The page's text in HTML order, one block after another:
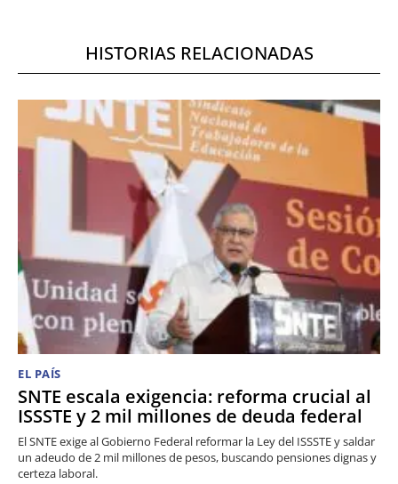
HISTORIAS RELACIONADAS
EL PAÍS
SNTE escala exigencia: reforma crucial al
ISSSTE y 2 mil millones de deuda federal
El SNTE exige al Gobierno Federal reformar la Ley del ISSSTE y saldar
un adeudo de 2 mil millones de pesos, buscando pensiones dignas y
certeza laboral.